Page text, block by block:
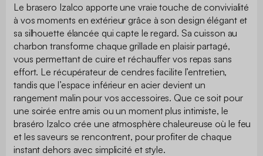
Le brasero Izalco apporte une vraie touche de convivialité
à vos moments en extérieur grâce à son design élégant et
sa silhouette élancée qui capte le regard. Sa cuisson au
charbon transforme chaque grillade en plaisir partagé,
vous permettant de cuire et réchauffer vos repas sans
effort. Le récupérateur de cendres facilite l’entretien,
tandis que l’espace inférieur en acier devient un
rangement malin pour vos accessoires. Que ce soit pour
une soirée entre amis ou un moment plus intimiste, le
braséro Izalco crée une atmosphère chaleureuse où le feu
et les saveurs se rencontrent, pour profiter de chaque
instant dehors avec simplicité et style.